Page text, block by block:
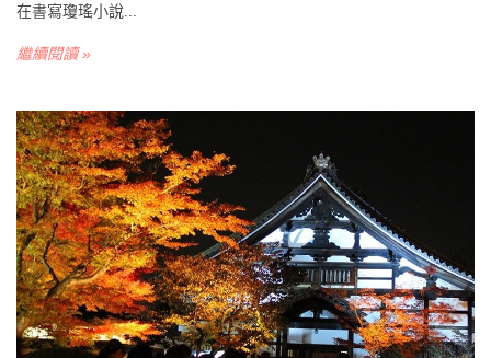
在書寫瓊瑤小說...
繼續閱讀 »